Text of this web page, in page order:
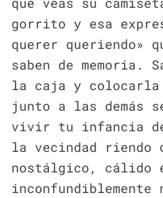
gorrito y esa
querer queriendo»
saben de memoria.
la caja y
junto a las demás
vivir tu infancia de
la vecindad riendo
nostálgico, cálido